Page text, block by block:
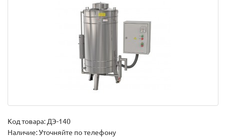
Код товара: ДЭ-140
Наличие: Уточняйте по телефону